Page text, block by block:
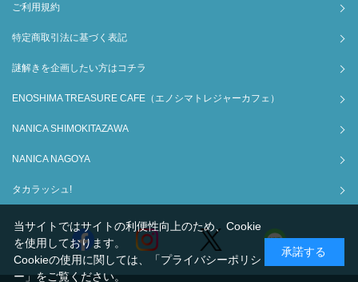
ご利用規約
特定商取引法に基づく表記
謎解きを企画したい方はコチラ
ENOSHIMA TREASURE CAFE（エノシマトレジャーカフェ）
NANICA SHIMOKITAZAWA
NANICA NAGOYA
タカラッシュ!
当サイトではサイトの利便性向上のため、Cookie
を使用しております。
Cookieの使用に関しては、
「プライバシーポリシ
ー」 をご覧ください。
承諾する